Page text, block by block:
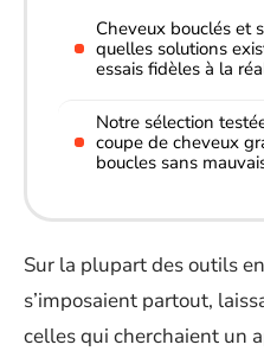
Cheveux bouclés et
quelles solutions
essais fidèles à la
Notre sélection
coupe de cheveux
boucles sans
Sur la plupart des outils
s’imposaient partout,
celles qui cherchaient un